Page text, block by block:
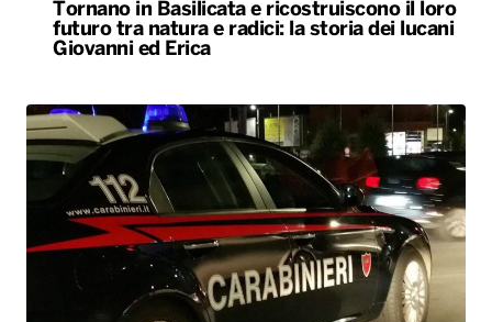
Tornano in Basilicata e ricostruiscono il loro
futuro tra natura e radici: la storia dei lucani
Giovanni ed Erica